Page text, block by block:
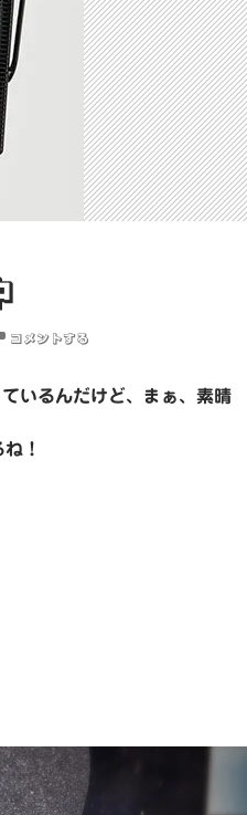
コメントする
いるんだけど、まぁ、素晴
！